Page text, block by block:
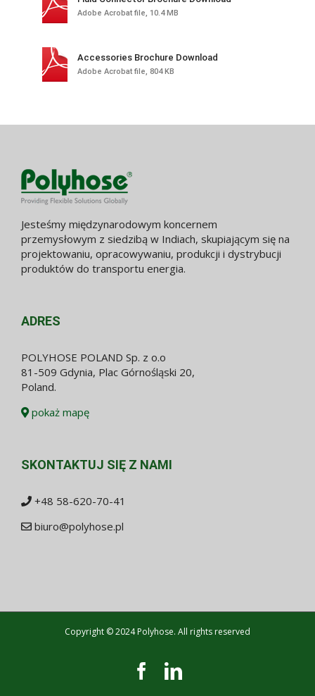
Adobe Acrobat file, 10.4 MB
Accessories Brochure Download
Adobe Acrobat file, 804 KB
Jesteśmy międzynarodowym koncernem
przemysłowym z siedzibą w Indiach, skupiającym się na
projektowaniu, opracowywaniu, produkcji i dystrybucji
produktów do transportu energia.
ADRES
POLYHOSE POLAND Sp. z o.o
81-509 Gdynia, Plac Górnośląski 20,
Poland.
pokaż mapę
SKONTAKTUJ SIĘ Z NAMI
+48 58-620-70-41
biuro@polyhose.pl
Copyright © 2024 Polyhose. All rights reserved
Facebook
LinkedIn